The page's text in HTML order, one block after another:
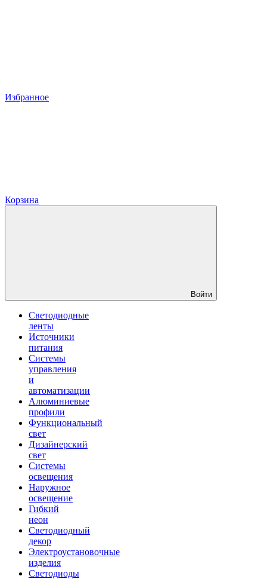
Избранное
Корзина
Войти
Светодиодные
ленты
Источники
питания
Системы
управления
и
автоматизации
Алюминиевые
профили
Функциональный
свет
Дизайнерский
свет
Системы
освещения
Наружное
освещение
Гибкий
неон
Светодиодный
декор
Электроустановочные
изделия
Светодиоды